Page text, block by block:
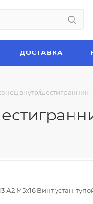
ДОСТАВКА
внутр/шестигранник
А2 М5х16 Винт устан.